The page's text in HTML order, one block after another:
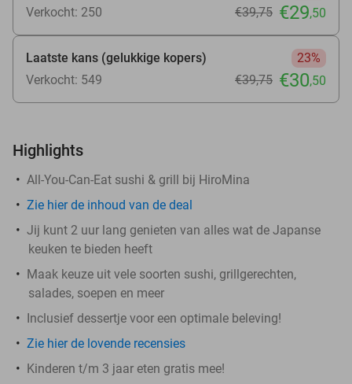
Verkocht: 250
€39,75 €29,50
Laatste kans (gelukkige kopers)
23%
Verkocht: 549
€39,75 €30,50
Highlights
All-You-Can-Eat sushi & grill bij HiroMina
Zie hierde inhoud van de deal
Jij kunt 2 uur lang genieten van alles wat de Japanse
keuken te bieden heeft
Maak keuze uit vele soorten sushi, grillgerechten,
salades, soepen en meer
Inclusief dessertje voor een optimale beleving!
Zie hier de lovende recensies
Kinderen t/m 3 jaar eten gratis mee!